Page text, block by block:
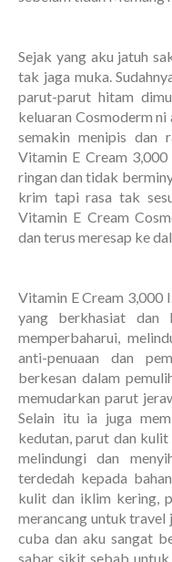
Sejak yang aku jatuh
tak jaga muka.
parut-parut hitam
keluaran Cosmoderm
semakin menipis dan
Vitamin E Cream
ringan dan tidak
krim tapi rasa tak
Vitamin E Cream
dan terus meresap ke
Vitamin E Cream 3,000
yang berkhasiat dan
memperbaharui,
anti-penuaan dan
berkesan dalam
memudarkan parut
Selain itu ia juga
kedutan, parut dan kulit
melindungi dan
terdedah kepada
kulit dan iklim kering,
merancang untuk travel
cuba dan aku sangat
sabar sikit sebab